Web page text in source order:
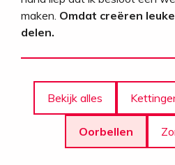
maken. Omdat creëren
delen.
Bekijk alles
Oorbellen